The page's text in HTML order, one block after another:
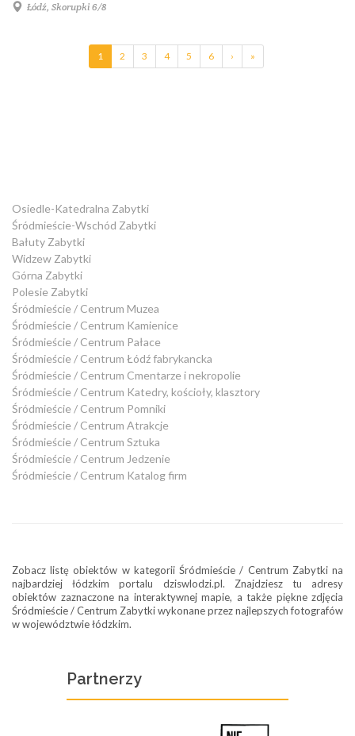
Łódź, Skorupki 6/8
1 2 3 4 5 6 › »
Osiedle-Katedralna Zabytki
Śródmieście-Wschód Zabytki
Bałuty Zabytki
Widzew Zabytki
Górna Zabytki
Polesie Zabytki
Śródmieście / Centrum Muzea
Śródmieście / Centrum Kamienice
Śródmieście / Centrum Pałace
Śródmieście / Centrum Łódź fabrykancka
Śródmieście / Centrum Cmentarze i nekropolie
Śródmieście / Centrum Katedry, kościoły, klasztory
Śródmieście / Centrum Pomniki
Śródmieście / Centrum Atrakcje
Śródmieście / Centrum Sztuka
Śródmieście / Centrum Jedzenie
Śródmieście / Centrum Katalog firm
Zobacz listę obiektów w kategorii Śródmieście / Centrum Zabytki na
najbardziej łódzkim portalu dziswlodzi.pl. Znajdziesz tu adresy
obiektów zaznaczone na interaktywnej mapie, a także piękne zdjęcia
Śródmieście / Centrum Zabytki wykonane przez najlepszych fotografów
w województwie łódzkim.
Partnerzy